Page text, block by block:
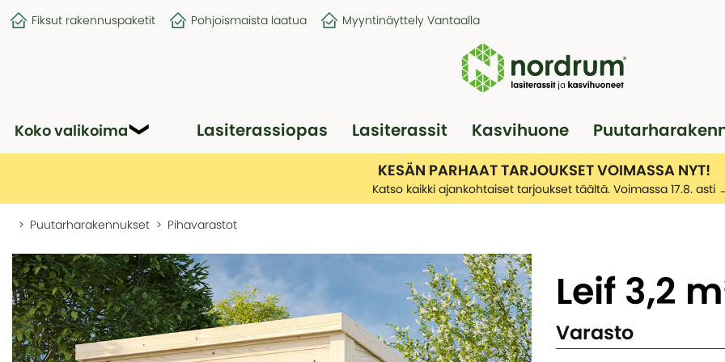
Fiksut rakennuspaketit Pohjoismaista laatua Myyntinäyttely Vantaalla
Koko valikoima Lasiterassiopas Lasiterassit Kasvihuone
Pergola
Autotallit
KESÄN PARHAAT TARJOUKSET VOIMASSA NYT!
Katso kaikki ajankohtaiset tarjoukset täältä. Voimassa 17.8. asti
Puutarharakennukset Pihavarastot
Leif 3,2
Varasto